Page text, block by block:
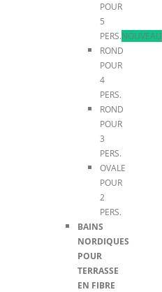
POUR
5
PERS.NOUVEAU
ROND
POUR
4
PERS.
ROND
POUR
3
PERS.
OVALE
POUR
2
PERS.
BAINS
NORDIQUES
POUR
TERRASSE
EN FIBRE